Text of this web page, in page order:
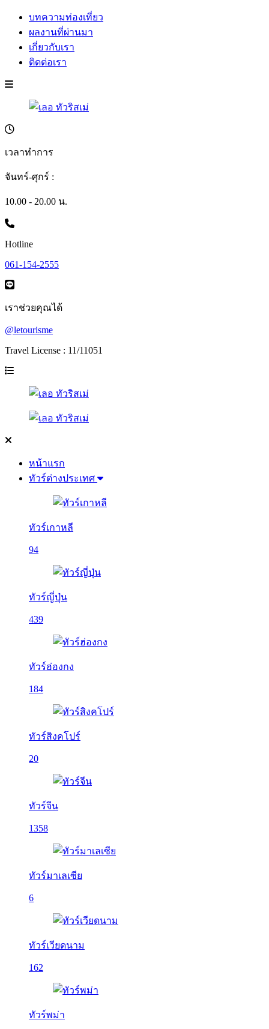
บทความท่องเที่ยว
ผลงานที่ผ่านมา
เกี่ยวกับเรา
ติดต่อเรา
เวลาทำการ
จันทร์-ศุกร์ :
10.00 - 20.00 น.
Hotline
061-154-2555
เราช่วยคุณได้
@letourisme
Travel License : 11/11051
หน้าแรก
ทัวร์ต่างประเทศ
ทัวร์เกาหลี
94
ทัวร์ญี่ปุ่น
439
ทัวร์ฮ่องกง
184
ทัวร์สิงคโปร์
20
ทัวร์จีน
1358
ทัวร์มาเลเซีย
6
ทัวร์เวียดนาม
162
ทัวร์พม่า